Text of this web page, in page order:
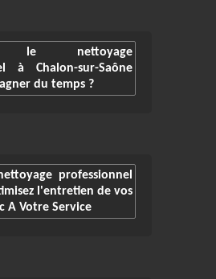
le nettoyage
à Chalon-sur-Saône
du temps ?
professionnel
l'entretien de vos
A Votre Service